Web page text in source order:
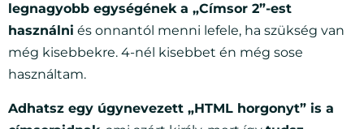
legnagyobb egységének a „Címsor 2”-est
használni és onnantól menni lefele, ha szükség van
még kisebbekre. 4-nél kisebbet én még sose
használtam.
Adhatsz egy úgynevezett „HTML horgonyt” is a